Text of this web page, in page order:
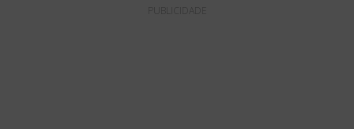
PUBLICIDADE